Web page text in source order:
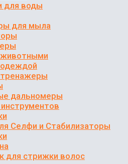
для воды
для мыла
животными
дальномеры
Селфи и Стабилизаторы
для стрижки волос